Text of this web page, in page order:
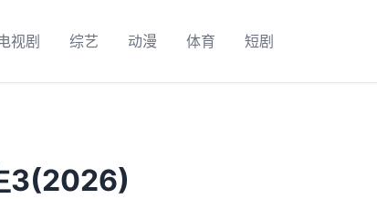
视剧 综艺 动漫 体育 短剧
3(2026)